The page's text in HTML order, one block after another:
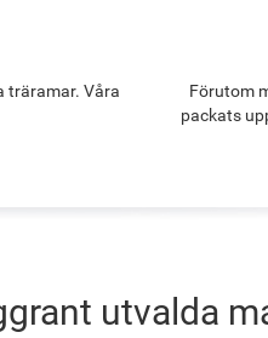
träramar. Våra
Förutom
packats
utvalda